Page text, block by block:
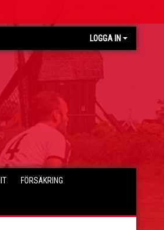
LOGGA IN
FÖRSÄKRING